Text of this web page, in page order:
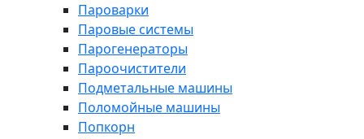
Пароварки
Паровые системы
Парогенераторы
Пароочистители
Подметальные машины
Поломойные машины
Попкорн